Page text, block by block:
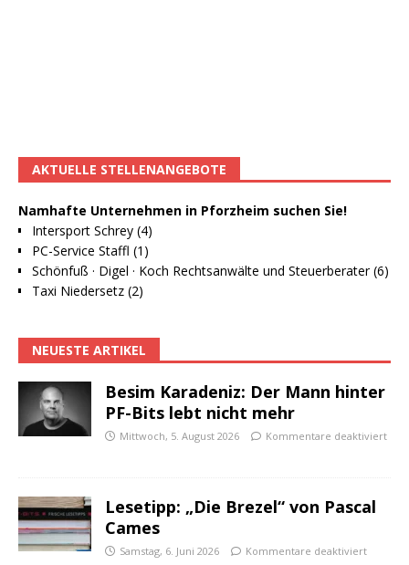
AKTUELLE STELLENANGEBOTE
Namhafte Unternehmen in Pforzheim suchen Sie!
Intersport Schrey (4)
PC-Service Staffl (1)
Schönfuß · Digel · Koch Rechtsanwälte und Steuerberater (6)
Taxi Niedersetz (2)
NEUESTE ARTIKEL
Besim Karadeniz: Der Mann hinter
PF-Bits lebt nicht mehr
Mittwoch, 5. August 2026 Kommentare deaktiviert
Lesetipp: „Die Brezel“ von Pascal
Cames
Samstag, 6. Juni 2026 Kommentare deaktiviert